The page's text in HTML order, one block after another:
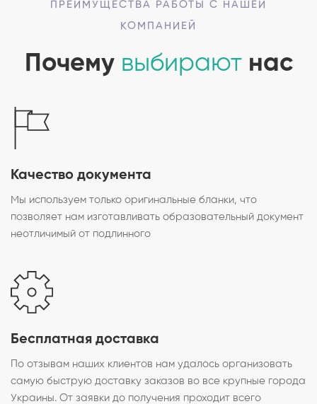
ПРЕИМУЩЕСТВА РАБОТЫ С НАШЕЙ
КОМПАНИЕЙ
Почему выбираютнас
Качество документа
Мы используем только оригинальные бланки, что
позволяет нам изготавливать образовательный документ
неотличимый от подлинного
Бесплатная доставка
По отзывам наших клиентов нам удалось организовать
самую быструю доставку заказов во все крупные города
Украины. От заявки до получения проходит всего